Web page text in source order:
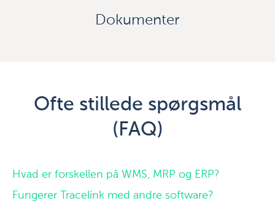
Dokumenter
Ofte stillede spørgsmål
(FAQ)
Hvad er forskellen på WMS, MRP og ERP?
Fungerer Tracelink med andre software?